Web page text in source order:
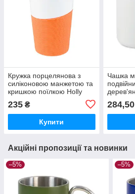
Кружка порцелянова з
силіконовою манжетою та
кришкою поїлкою Holly
400 мл для друку логотипу
Помаранчева
235 ₴
Купити
Чашка
284,50
Акційні пропозиції та новинки
–5% –5%